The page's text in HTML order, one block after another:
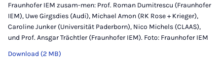
Fraunhofer IEM zusam-men: Prof. Roman Dumitrescu (Fraunhofer
IEM), Uwe Girgsdies (Audi), Michael Amon (RK Rose + Krieger),
Caroline Junker (Universität Paderborn), Nico Michels (CLAAS),
und Prof. Ansgar Trächtler (Fraunhofer IEM). Foto: Fraunhofer IEM
Download (2 MB)